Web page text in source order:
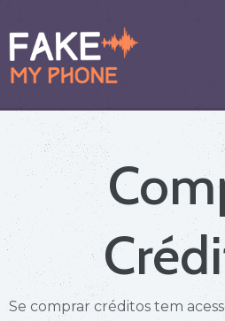
Se comprar créditos tem